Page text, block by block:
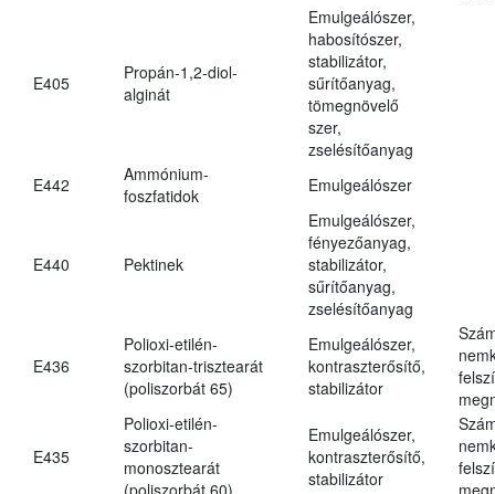
E405
Propán-1,2-diol-
alginát
Emulgeálószer,
habosítószer,
stabilizátor,
sűrítőanyag,
tömegnövelő
szer,
zselésítőanyag
E442
Ammónium-
foszfatidok
Emulgeálószer
E440 Pektinek
Emulgeálószer,
fényezőanyag,
stabilizátor,
sűrítőanyag,
zselésítőanyag
E436
Polioxi-etilén-
szorbitan-trisztearát
(poliszorbát 65)
Emulgeálószer,
kontraszterősítő,
stabilizátor
E435
Polioxi-etilén-
szorbitan-
monosztearát
(poliszorbát 60)
Emulgeálószer,
kontraszterősítő,
stabilizátor